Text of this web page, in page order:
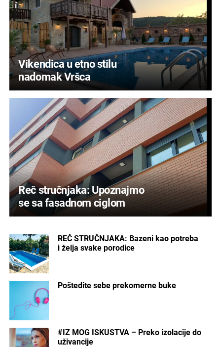
Vikendica u etno stilu
nadomak Vršca
Reč stručnjaka: Upoznajmo
se sa fasadnom ciglom
REČ STRUČNJAKA: Bazeni kao potreba
i želja svake porodice
Poštedite sebe prekomerne buke
#IZ MOG ISKUSTVA – Preko izolacije do
uživancije